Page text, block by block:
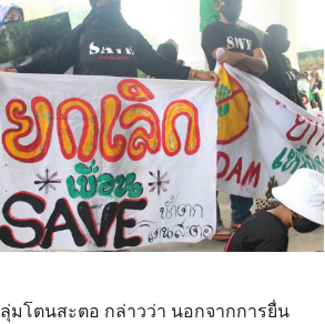
โตนสะตอ กล่าวว่า นอกจากการยื่น